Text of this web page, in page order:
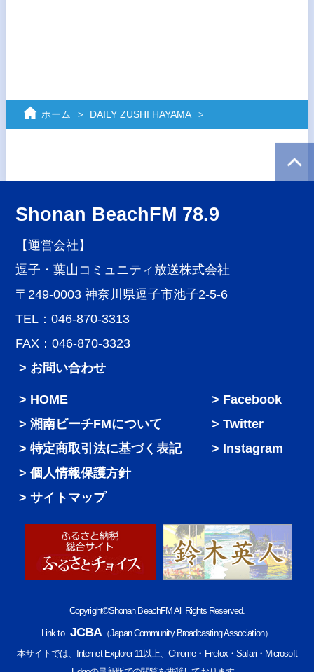
ホーム DAILY ZUSHI HAYAMA
Shonan BeachFM 78.9
【運営会社】
逗子・葉山コミュニティ放送株式会社
〒249-0003 神奈川県逗子市池子2-5-6
TEL：046-870-3313
FAX：046-870-3323
> お問い合わせ
HOME
湘南ビーチFMについて
特定商取引法に基づく表記
個人情報保護方針
サイトマップ
Facebook
Twitter
Instagram
Copyright©Shonan BeachFM All Rights Reserved.
Link to JCBA（Japan Community Broadcasting Association）
本サイトでは、Internet Explorer 11以上、Chrome・Firefox・Safari・Microsoft